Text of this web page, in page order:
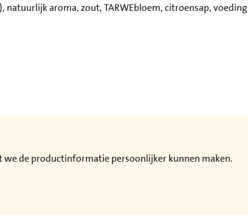
natuurlijk aroma, zout, TARWEbloem, citroensap,
we de productinformatie persoonlijker kunnen maken.